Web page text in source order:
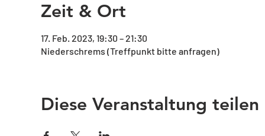
Zeit & Ort
17. Feb. 2023, 19:30 – 21:30
Niederschrems (Treffpunkt bitte anfragen)
Diese Veranstaltung teilen